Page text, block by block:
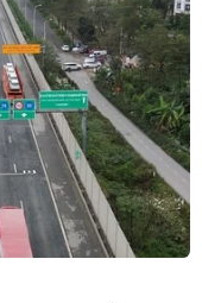
#SARS-CoV-2
Panama